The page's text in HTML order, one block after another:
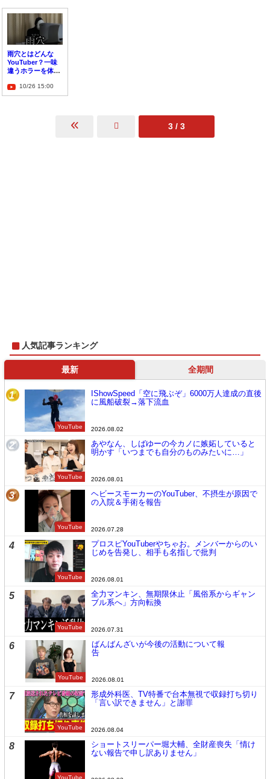
雨穴とはどんな
YouTuber？一味
違うホラーを体験
10/26 15:00
3 / 3
人気記事ランキング
最新 全期間
1
YouTube
IShowSpeed「空に飛ぶぞ」6000万人達成の直後
に風船破裂→落下流血
2026.08.02
2
YouTube
あやなん、しばゆーの今カノに嫉妬していると
明かす「いつまでも自分のものみたいに…」
2026.08.01
3
YouTube
ヘビースモーカーのYouTuber、不摂生が原因で
の入院＆手術を報告
2026.07.28
4
YouTube
プロスピYouTuberやちゃお。メンバーからのい
じめを告発し、相手も名指しで批判
2026.08.01
5
YouTube
全力マンキン、無期限休止「風俗系からギャン
ブル系へ」方向転換
2026.07.31
6
YouTube
ばんばんざいが今後の活動について報
告
2026.08.01
7
YouTube
形成外科医、TV特番で台本無視で収録打ち切り
「言い訳できません」と謝罪
2026.08.04
8
YouTube
ショートスリーパー堀大輔、全財産喪失「情け
ない報告で申し訳ありません」